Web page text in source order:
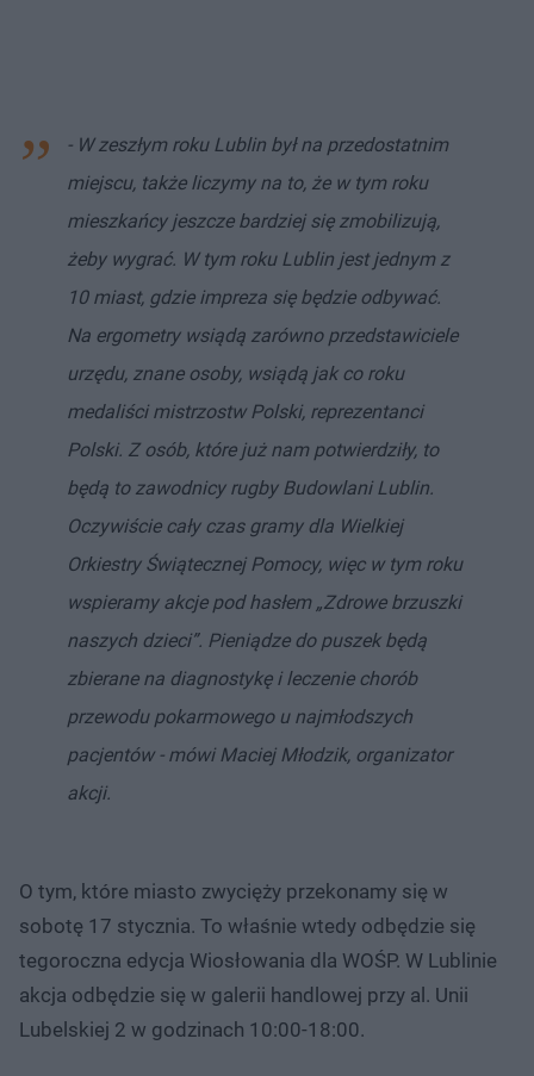
- W zeszłym roku Lublin był na przedostatnim
miejscu, także liczymy na to, że w tym roku
mieszkańcy jeszcze bardziej się zmobilizują,
żeby wygrać. W tym roku Lublin jest jednym z
10 miast, gdzie impreza się będzie odbywać.
Na ergometry wsiądą zarówno przedstawiciele
urzędu, znane osoby, wsiądą jak co roku
medaliści mistrzostw Polski, reprezentanci
Polski. Z osób, które już nam potwierdziły, to
będą to zawodnicy rugby Budowlani Lublin.
Oczywiście cały czas gramy dla Wielkiej
Orkiestry Świątecznej Pomocy, więc w tym roku
wspieramy akcje pod hasłem „Zdrowe brzuszki
naszych dzieci”. Pieniądze do puszek będą
zbierane na diagnostykę i leczenie chorób
przewodu pokarmowego u najmłodszych
pacjentów - mówi Maciej Młodzik, organizator
akcji.
O tym, które miasto zwycięży przekonamy się w
sobotę 17 stycznia. To właśnie wtedy odbędzie się
tegoroczna edycja Wiosłowania dla WOŚP. W Lublinie
akcja odbędzie się w galerii handlowej przy al. Unii
Lubelskiej 2 w godzinach 10:00-18:00.